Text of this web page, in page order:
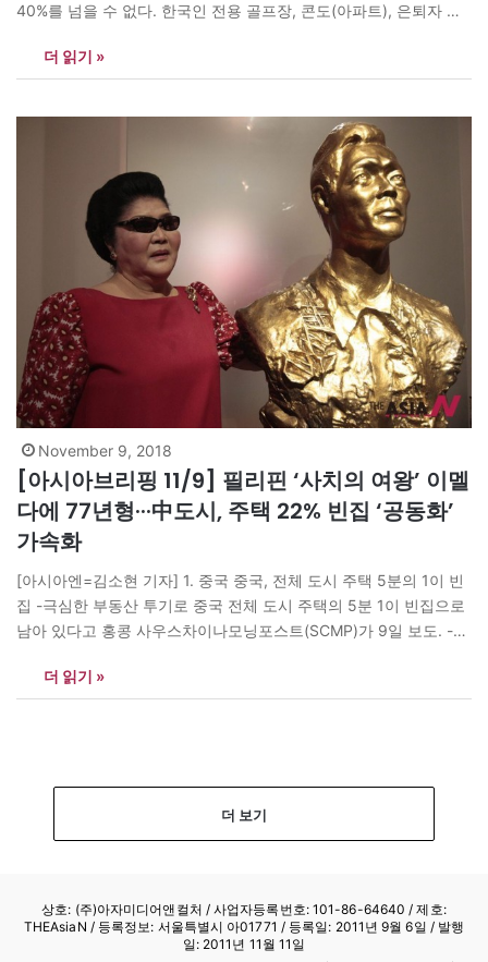
40%를 넘을 수 없다. 한국인 전용 골프장, 콘도(아파트), 은퇴자 마
로 있고 이용권(회원권)을 매매하는 한국과 달리 필리핀의 골프장은
거의 대부분 회원들이 주주이다. 회원권을 사게 되면 주권이 발급되
더 읽기 »
November 9, 2018
[아시아브리핑 11/9] 필리핀 ‘사치의 여왕’ 이멜
다에 77년형···中도시, 주택 22% 빈집 ‘공동화’
가속화
[아시아엔=김소현 기자] 1. 중국 중국, 전체 도시 주택 5분의 1이 빈
집 -극심한 부동산 투기로 중국 전체 도시 주택의 5분 1이 빈집으로
남아 있다고 홍콩 사우스차이나모닝포스트(SCMP)가 9일 보도. -
개 도시를 대상으로 가구 금융 조사를 실시한 결과 전체 도시 주택의
22%가 빈집으로 남아 있었음.…
더 읽기 »
더 보기
상호: (주)아자미디어앤컬처 /사업자등록번호: 101-86-64640 / 제호:
THEAsiaN / 등록정보: 서울특별시 아01771 / 등록일: 2011년 9월 6일 / 발행
일: 2011년 11월 11일